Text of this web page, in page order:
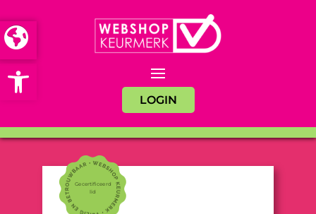
Open toolbar
LOGIN
Gecertificeerd
lid